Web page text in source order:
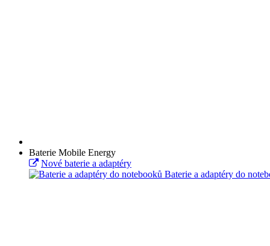
Baterie Mobile Energy
Nové baterie a adaptéry
Baterie a adaptéry do